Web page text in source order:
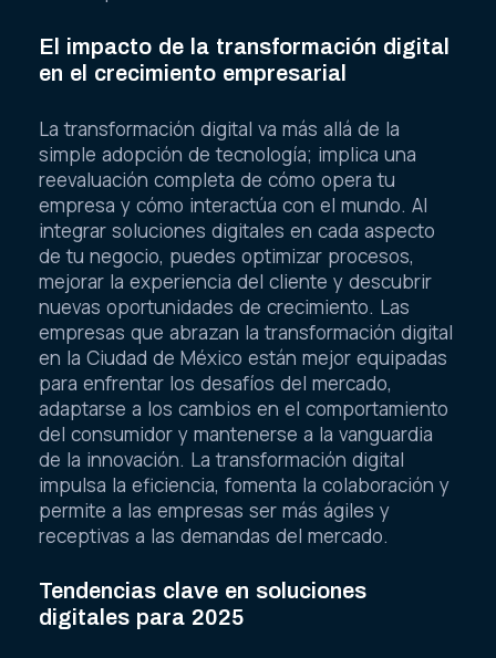
El impacto de la transformación digital
en el crecimiento empresarial
La transformación digital va más allá de la
simple adopción de tecnología; implica una
reevaluación completa de cómo opera tu
empresa y cómo interactúa con el mundo. Al
integrar soluciones digitales en cada aspecto
de tu negocio, puedes optimizar procesos,
mejorar la experiencia del cliente y descubrir
nuevas oportunidades de crecimiento. Las
empresas que abrazan la transformación digital
en la Ciudad de México están mejor equipadas
para enfrentar los desafíos del mercado,
adaptarse a los cambios en el comportamiento
del consumidor y mantenerse a la vanguardia
de la innovación. La transformación digital
impulsa la eficiencia, fomenta la colaboración y
permite a las empresas ser más ágiles y
receptivas a las demandas del mercado.
Tendencias clave en soluciones
digitales para 2025